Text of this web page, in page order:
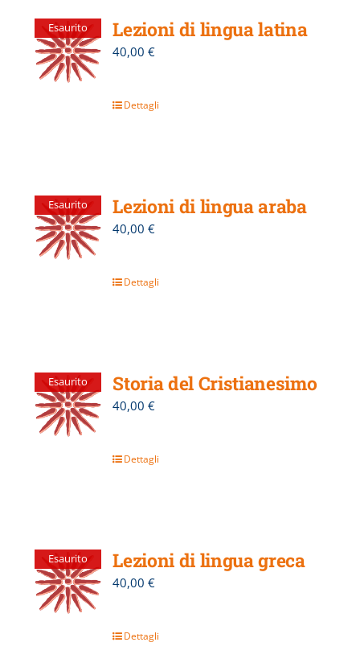
Esaurito Lezioni di lingua latina
40,00€
Dettagli
Esaurito Lezioni di lingua araba
40,00€
Dettagli
Esaurito Storia del Cristianesimo
40,00€
Dettagli
Esaurito Lezioni di lingua greca
40,00€
Dettagli